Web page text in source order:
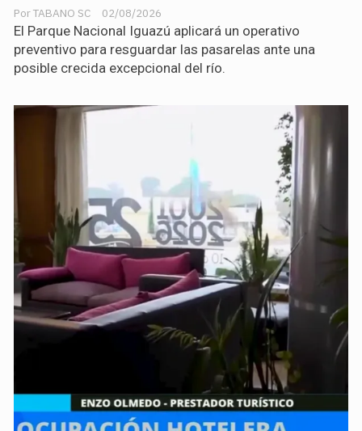
TABANO SC 02/08/2026
El Parque Nacional Iguazú aplicará un operativo
preventivo para resguardar las pasarelas ante una
posible crecida excepcional del río.